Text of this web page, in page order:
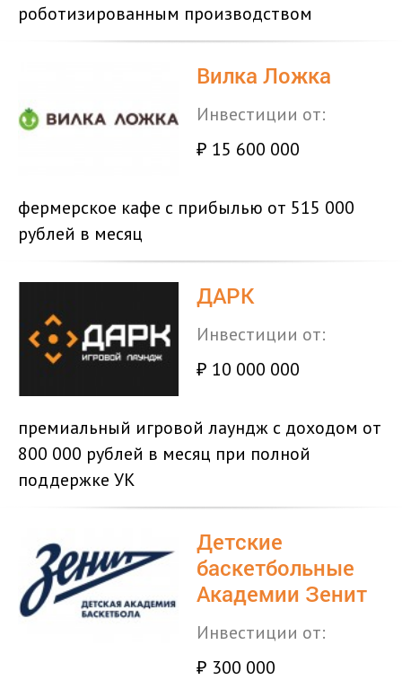
роботизированным производством
Вилка Ложка
Инвестиции от:
₽ 15 600 000
фермерское кафе с прибылью от 515 000
рублей в месяц
ДАРК
Инвестиции от:
₽ 10 000 000
премиальный игровой лаундж с доходом от
800 000 рублей в месяц при полной
поддержке УК
Детские
баскетбольные
Академии Зенит
Инвестиции от:
₽ 300 000